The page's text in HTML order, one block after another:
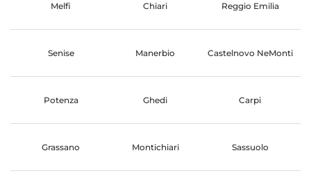
Melfi Chiari Reggio Emilia
Senise Manerbio Castelnovo NeMonti
Potenza Ghedi Carpi
Grassano Montichiari Sassuolo